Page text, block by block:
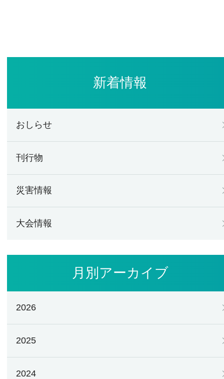
新着情報
おしらせ
刊行物
災害情報
大会情報
月別アーカイブ
2026
2025
2024